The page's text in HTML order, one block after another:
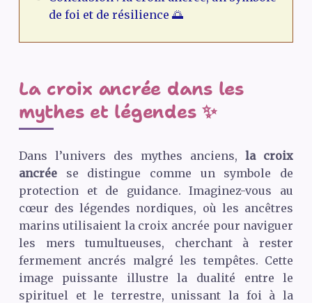
de foi et de résilience 🌅
La croix ancrée dans les
mythes et légendes ✨
Dans l’univers des mythes anciens,la croix
ancréese distingue comme un symbole de
protection et de guidance. Imaginez-vous au
cœur des légendes nordiques, où les ancêtres
marins utilisaient la croix ancrée pour naviguer
les mers tumultueuses, cherchant à rester
fermement ancrés malgré les tempêtes. Cette
image puissante illustre la dualité entre le
spirituel et le terrestre, unissant la foi à la